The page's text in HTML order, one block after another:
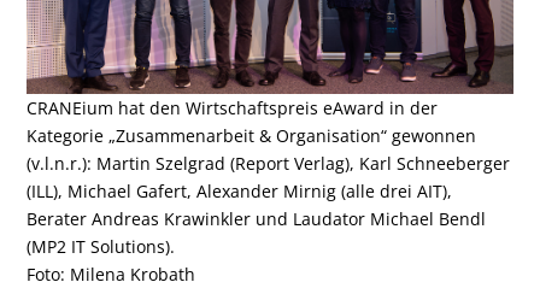
CRANEium hat den Wirtschaftspreis eAward in der
Kategorie „Zusammenarbeit & Organisation“ gewonnen
(v.l.n.r.): Martin Szelgrad (Report Verlag), Karl Schneeberger
(ILL), Michael Gafert, Alexander Mirnig (alle drei AIT),
Berater Andreas Krawinkler und Laudator Michael Bendl
(MP2 IT Solutions).
Foto: Milena Krobath